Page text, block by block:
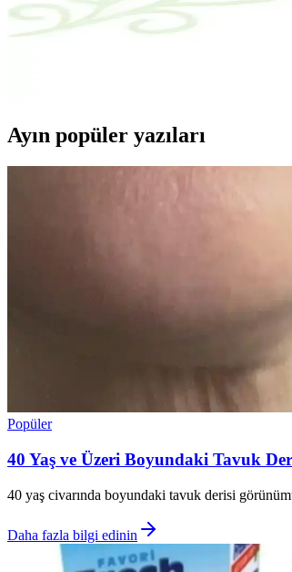
La Roche-Posay Lipikar Syndet AP+ arındırıcı
Carvien's Çay Ağacı Yağlı Yüz
Ayın popüler yazıları
Popüler
40 Yaş ve Üzeri Boyundaki Tavuk
40 yaş civarında boyundaki tavuk derisi
Daha fazla bilgi edinin